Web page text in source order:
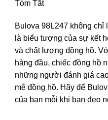
Tóm Tắt
Bulova 98L247 không chỉ
là biểu tượng của sự kết
và chất lượng đồng hồ.
hàng đầu, chiếc đồng hồ
những người đánh giá
mê đồng hồ. Hãy để
của bạn mỗi khi bạn đeo